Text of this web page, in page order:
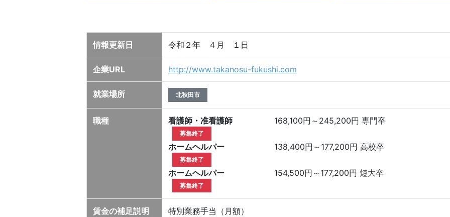
情報更新日 令和２年 ４月 １日
企業URL http://www.takanosu-fukushi.com
就業場所 北秋田市
職種 看護師・准看護師
募集終了
168,100円～245,200円 専門卒
ホームヘルパー
募集終了
138,400円～177,200円 高校卒
ホームヘルパー
募集終了
154,500円～177,200円 短大卒
賃金の補足説明 特別業務手当（月額）